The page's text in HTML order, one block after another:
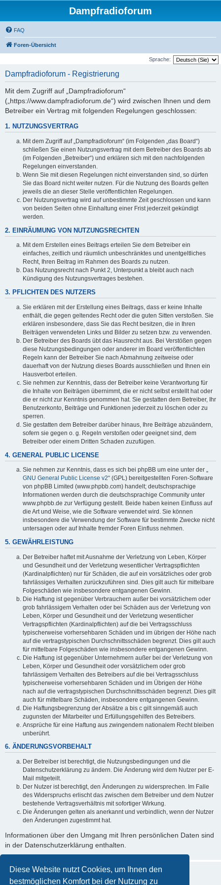
Diese Website nutzt Cookies, um Ihnen den
bestmöglichen Komfort bei der Nutzung zu
Dampfradioforum
FAQ
Foren-Übersicht
Sprache:
Dampfradioforum - Registrierung
Mit dem Zugriff auf „Dampfradioforum“
(„https://www.dampfradioforum.de“) wird zwischen Ihnen und dem
Betreiber ein Vertrag mit folgenden Regelungen geschlossen:
1. NUTZUNGSVERTRAG
Mit dem Zugriff auf „Dampfradioforum“ (im Folgenden „das Board“)
schließen Sie einen Nutzungsvertrag mit dem Betreiber des Boards ab
(im Folgenden „Betreiber“) und erklären sich mit den nachfolgenden
Regelungen einverstanden.
Wenn Sie mit diesen Regelungen nicht einverstanden sind, so dürfen
Sie das Board nicht weiter nutzen. Für die Nutzung des Boards gelten
jeweils die an dieser Stelle veröffentlichten Regelungen.
Der Nutzungsvertrag wird auf unbestimmte Zeit geschlossen und kann
von beiden Seiten ohne Einhaltung einer Frist jederzeit gekündigt
werden.
2. EINRÄUMUNG VON NUTZUNGSRECHTEN
Mit dem Erstellen eines Beitrags erteilen Sie dem Betreiber ein
einfaches, zeitlich und räumlich unbeschränktes und unentgeltliches
Recht, Ihren Beitrag im Rahmen des Boards zu nutzen.
Das Nutzungsrecht nach Punkt 2, Unterpunkt a bleibt auch nach
Kündigung des Nutzungsvertrages bestehen.
3. PFLICHTEN DES NUTZERS
Sie erklären mit der Erstellung eines Beitrags, dass er keine Inhalte
enthält, die gegen geltendes Recht oder die guten Sitten verstoßen. Sie
erklären insbesondere, dass Sie das Recht besitzen, die in Ihren
Beiträgen verwendeten Links und Bilder zu setzen bzw. zu verwenden.
Der Betreiber des Boards übt das Hausrecht aus. Bei Verstößen gegen
diese Nutzungsbedingungen oder anderer im Board veröffentlichten
Regeln kann der Betreiber Sie nach Abmahnung zeitweise oder
dauerhaft von der Nutzung dieses Boards ausschließen und Ihnen ein
Hausverbot erteilen.
Sie nehmen zur Kenntnis, dass der Betreiber keine Verantwortung für
die Inhalte von Beiträgen übernimmt, die er nicht selbst erstellt hat oder
die er nicht zur Kenntnis genommen hat. Sie gestatten dem Betreiber, Ihr
Benutzerkonto, Beiträge und Funktionen jederzeit zu löschen oder zu
sperren.
Sie gestatten dem Betreiber darüber hinaus, Ihre Beiträge abzuändern,
sofern sie gegen o. g. Regeln verstoßen oder geeignet sind, dem
Betreiber oder einem Dritten Schaden zuzufügen.
4. GENERAL PUBLIC LICENSE
Sie nehmen zur Kenntnis, dass es sich bei phpBB um eine unter der „
GNU General Public License v2“ (GPL) bereitgestellten Foren-Software
von phpBB Limited (www.phpbb.com) handelt; deutschsprachige
Informationen werden durch die deutschsprachige Community unter
www.phpbb.de zur Verfügung gestellt. Beide haben keinen Einfluss auf
die Art und Weise, wie die Software verwendet wird. Sie können
insbesondere die Verwendung der Software für bestimmte Zwecke nicht
untersagen oder auf Inhalte fremder Foren Einfluss nehmen.
5. GEWÄHRLEISTUNG
Der Betreiber haftet mit Ausnahme der Verletzung von Leben, Körper
und Gesundheit und der Verletzung wesentlicher Vertragspflichten
(Kardinalpflichten) nur für Schäden, die auf ein vorsätzliches oder grob
fahrlässiges Verhalten zurückzuführen sind. Dies gilt auch für mittelbare
Folgeschäden wie insbesondere entgangenen Gewinn.
Die Haftung ist gegenüber Verbrauchern außer bei vorsätzlichem oder
grob fahrlässigem Verhalten oder bei Schäden aus der Verletzung von
Leben, Körper und Gesundheit und der Verletzung wesentlicher
Vertragspflichten (Kardinalpflichten) auf die bei Vertragsschluss
typischerweise vorhersehbaren Schäden und im übrigen der Höhe nach
auf die vertragstypischen Durchschnittsschäden begrenzt. Dies gilt auch
für mittelbare Folgeschäden wie insbesondere entgangenen Gewinn.
Die Haftung ist gegenüber Unternehmern außer bei der Verletzung von
Leben, Körper und Gesundheit oder vorsätzlichem oder grob
fahrlässigem Verhalten des Betreibers auf die bei Vertragsschluss
typischerweise vorhersehbaren Schäden und im Übrigen der Höhe
nach auf die vertragstypischen Durchschnittsschäden begrenzt. Dies gilt
auch für mittelbare Schäden, insbesondere entgangenen Gewinn.
Die Haftungsbegrenzung der Absätze a bis c gilt sinngemäß auch
zugunsten der Mitarbeiter und Erfüllungsgehilfen des Betreibers.
Ansprüche für eine Haftung aus zwingendem nationalem Recht bleiben
unberührt.
6. ÄNDERUNGSVORBEHALT
Der Betreiber ist berechtigt, die Nutzungsbedingungen und die
Datenschutzerklärung zu ändern. Die Änderung wird dem Nutzer per E-
Mail mitgeteilt.
Der Nutzer ist berechtigt, den Änderungen zu widersprechen. Im Falle
des Widerspruchs erlischt das zwischen dem Betreiber und dem Nutzer
bestehende Vertragsverhältnis mit sofortiger Wirkung.
Die Änderungen gelten als anerkannt und verbindlich, wenn der Nutzer
den Änderungen zugestimmt hat.
Informationen über den Umgang mit Ihren persönlichen Daten sind
in der Datenschutzerklärung enthalten.